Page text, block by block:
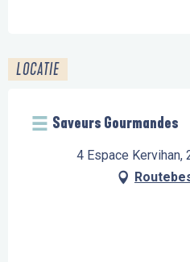
LOCATIE
Saveurs Gourmandes
4 Espace Kervihan,